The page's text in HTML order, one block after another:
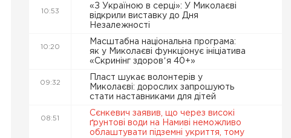
10:53
«З Україною в серці»: У Миколаєві
відкрили виставку до Дня
Незалежності
10:20
Масштабна національна програма:
як у Миколаєві функціонує ініціатива
«Скринінг здоровʼя 40+»
09:32
Пласт шукає волонтерів у
Миколаєві: дорослих запрошують
стати наставниками для дітей
08:51
Сєнкевич заявив, що через високі
ґрунтові води на Намиві неможливо
облаштувати підземні укриття, тому